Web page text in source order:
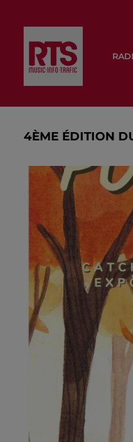
4ÈME ÉDITION